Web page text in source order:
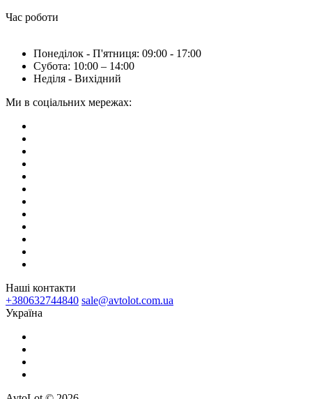
Час роботи
Понеділок - П'ятниця: 09:00 - 17:00
Субота: 10:00 – 14:00
Неділя - Вихідний
Ми в соціальних мережах:
Наші контакти
+380632744840 sale@avtolot.com.ua
Українa